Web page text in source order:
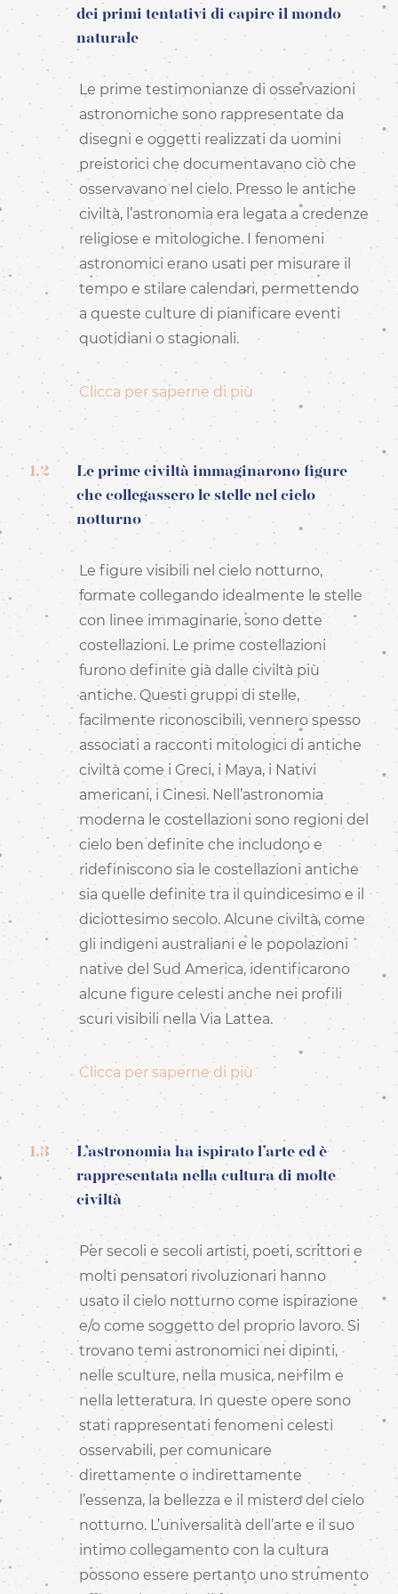
ES - SPAGNOLO -
ESPAÑOL
FR - FRANCESE -
FRANÇAIS
HI - HINDI - हिंदी
IT - ITALIANO
PT-PT - PORTOGHESE
PT - PORTUGUÊS PT
RO - RUMENO -
ROMÂNĂ
ZH-HANS - CINESE
SEMPLIFICATO - 简体中
ZH-HANT - CINESE
TRADIZIONALE - 繁體中
文
dei primi tentativi di capire il mondo
naturale
Le prime testimonianze di osservazioni
astronomiche sono rappresentate da
disegni e oggetti realizzati da uomini
preistorici che documentavano ciò che
osservavano nel cielo. Presso le antiche
civiltà, l’astronomia era legata a credenze
religiose e mitologiche. I fenomeni
astronomici erano usati per misurare il
tempo e stilare calendari, permettendo
a queste culture di pianificare eventi
quotidiani o stagionali.
Clicca per saperne di più
1.2
Le prime civiltà immaginarono figure
che collegassero le stelle nel cielo
notturno
Le figure visibili nel cielo notturno,
formate collegando idealmente le stelle
con linee immaginarie, sono dette
costellazioni. Le prime costellazioni
furono definite già dalle civiltà più
antiche. Questi gruppi di stelle,
facilmente riconoscibili, vennero spesso
associati a racconti mitologici di antiche
civiltà come i Greci, i Maya, i Nativi
americani, i Cinesi. Nell’astronomia
moderna le costellazioni sono regioni del
cielo ben definite che includono e
ridefiniscono sia le costellazioni antiche
sia quelle definite tra il quindicesimo e il
diciottesimo secolo. Alcune civiltà, come
gli indigeni australiani e le popolazioni
native del Sud America, identificarono
alcune figure celesti anche nei profili
scuri visibili nella Via Lattea.
Clicca per saperne di più
1.3
L’astronomia ha ispirato l’arte ed è
rappresentata nella cultura di molte
civiltà
Per secoli e secoli artisti, poeti, scrittori e
molti pensatori rivoluzionari hanno
usato il cielo notturno come ispirazione
e/o come soggetto del proprio lavoro. Si
trovano temi astronomici nei dipinti,
nelle sculture, nella musica, nei film e
nella letteratura. In queste opere sono
stati rappresentati fenomeni celesti
osservabili, per comunicare
direttamente o indirettamente
l’essenza, la bellezza e il mistero del cielo
notturno. L’universalità dell’arte e il suo
intimo collegamento con la cultura
possono essere pertanto uno strumento